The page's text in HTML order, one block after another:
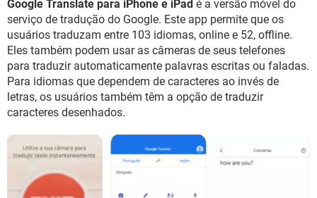
GUIA DE COMPRAS
Google Translate para iPhone e iPad é a versão móvel do
serviço de tradução do Google. Este app permite que os
usuários traduzam entre 103 idiomas, online e 52, offline.
Eles também podem usar as câmeras de seus telefones
para traduzir automaticamente palavras escritas ou faladas.
Para idiomas que dependem de caracteres ao invés de
letras, os usuários também têm a opção de traduzir
caracteres desenhados.